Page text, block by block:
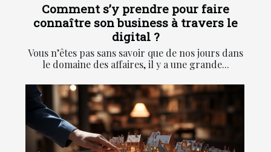
Comment s’y prendre pour faire
connaître son business à travers le
digital ?
Vous n’êtes pas sans savoir que de nos jours dans
le domaine des affaires, il y a une grande...